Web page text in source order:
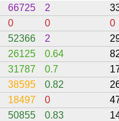
66725 2
0 0 0
52366 2
26125 0.64
31787 0.7
38595 0.82
18497 0
50855 0.83